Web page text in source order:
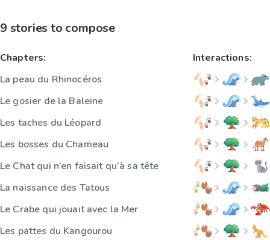
9 stories to compose
Chapters:
La peau du Rhinocéros
Le gosier de la Baleine
Les taches du Léopard
Les bosses du Chameau
Le Chat qui n’en faisait qu’à sa tête
La naissance des Tatous
Le Crabe qui jouait avec la Mer
Les pattes du Kangourou
Interactions: